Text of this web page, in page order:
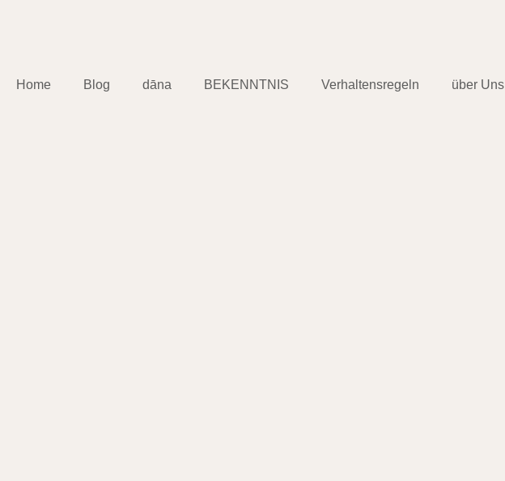
Home Blog dāna BEKENNTNIS Verhaltensregeln über Uns